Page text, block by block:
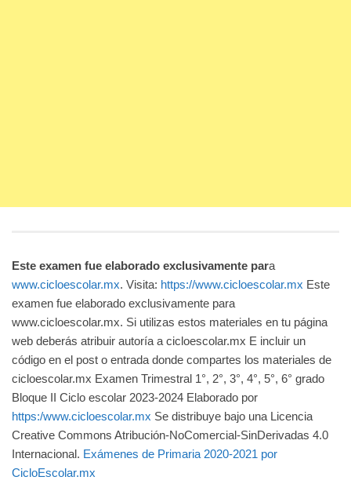
Este examen fue elaborado exclusivamente para
www.cicloescolar.mx. Visita: https://www.cicloescolar.mx Este
examen fue elaborado exclusivamente para
www.cicloescolar.mx. Si utilizas estos materiales en tu página
web deberás atribuir autoría a cicloescolar.mx E incluir un
código en el post o entrada donde compartes los materiales de
cicloescolar.mx Examen Trimestral 1°, 2°, 3°, 4°, 5°, 6° grado
Bloque II Ciclo escolar 2023-2024 Elaborado por
https:/www.cicloescolar.mx Se distribuye bajo una Licencia
Creative Commons Atribución-NoComercial-SinDerivadas 4.0
Internacional. Exámenes de Primaria 2020-2021 por
CicloEscolar.mx